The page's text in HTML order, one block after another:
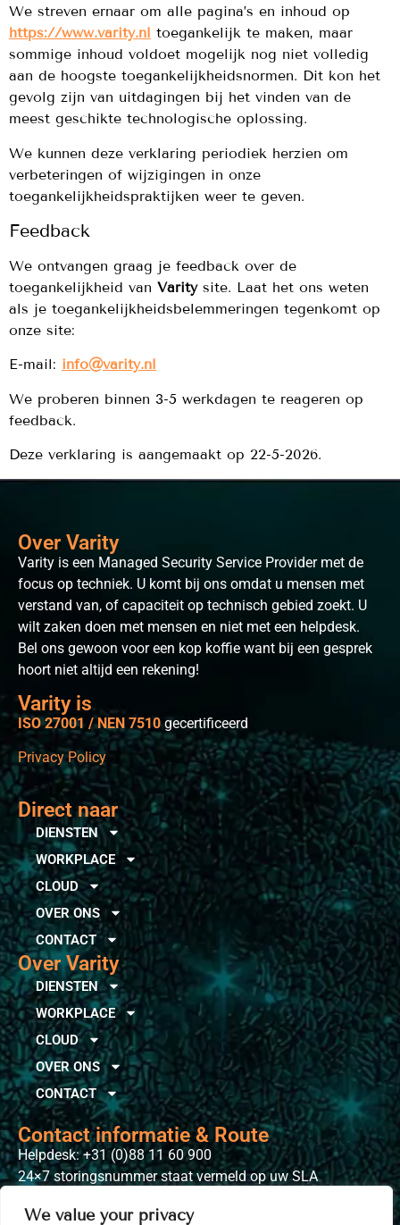
We value your privacy
We streven ernaar om alle pagina’s en inhoud op
https://www.varity.nl toegankelijk te maken, maar
sommige inhoud voldoet mogelijk nog niet volledig
aan de hoogste toegankelijkheidsnormen. Dit kon het
gevolg zijn van uitdagingen bij het vinden van de
meest geschikte technologische oplossing.
We kunnen deze verklaring periodiek herzien om
verbeteringen of wijzigingen in onze
toegankelijkheidspraktijken weer te geven.
Feedback
We ontvangen graag je feedback over de
toegankelijkheid van Varitysite. Laat het ons weten
als je toegankelijkheidsbelemmeringen tegenkomt op
onze site:
E-mail: info@varity.nl
We proberen binnen 3-5 werkdagen te reageren op
feedback.
Deze verklaring is aangemaakt op 22-5-2026.
Over Varity
Varity is een Managed Security Service Provider met de
focus op techniek. U komt bij ons omdat u mensen met
verstand van, of capaciteit op technisch gebied zoekt. U
wilt zaken doen met mensen en niet met een helpdesk.
Bel ons gewoon voor een kop koffie want bij een gesprek
hoort niet altijd een rekening!
Varity is
ISO 27001 /NEN 7510gecertificeerd
Privacy Policy
Direct naar
DIENSTEN
WORKPLACE
CLOUD
OVER ONS
CONTACT
Over Varity
DIENSTEN
WORKPLACE
CLOUD
OVER ONS
CONTACT
Contact informatie & Route
Helpdesk: +31 (0)88 11 60 900
24×7 storingsnummer staat vermeld op uw SLA
Bezoek Adres